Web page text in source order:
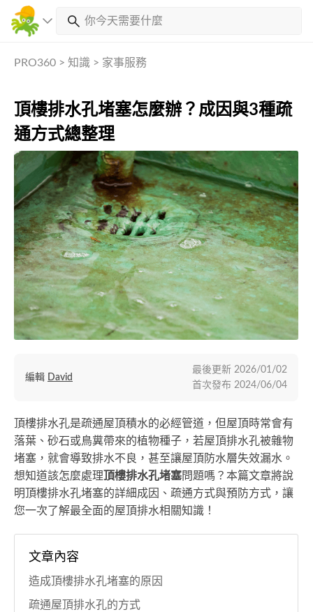
PRO360 > 知識 > 家事服務
頂樓排水孔堵塞怎麼辦？成因與3種疏
通方式總整理
頂樓排水孔是疏通屋頂積水的必經管道，但屋頂時常會有
落葉、砂石或鳥糞帶來的植物種子，若屋頂排水孔被雜物
堵塞，就會導致排水不良，甚至讓屋頂防水層失效漏水。
想知道該怎麼處理頂樓排水孔堵塞問題嗎？本篇文章將說
明頂樓排水孔堵塞的詳細成因、疏通方式與預防方式，讓
您一次了解最全面的屋頂排水相關知識！
編輯 David
最後更新 2026/01/02
首次發布 2024/06/04
文章內容
造成頂樓排水孔堵塞的原因
疏通屋頂排水孔的方式